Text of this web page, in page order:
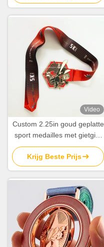
Video
Custom 2.25in goud geplatte
sport medailles met gietgiet
3D ontwerp in zink legering
Krijg Beste Prijs